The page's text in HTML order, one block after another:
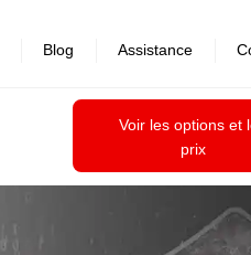
Voir les options et
prix
Blog Assistance